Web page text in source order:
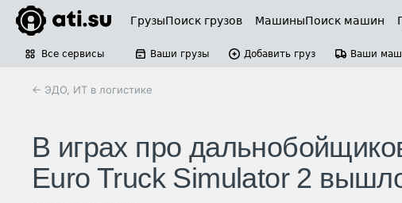
ГрузыПоиск грузов МашиныПоиск машин
Все сервисы Ваши грузы Добавить груз Ваши
← ЭДО, ИТ в логистике
В играх про
Euro Truck Simulator 2